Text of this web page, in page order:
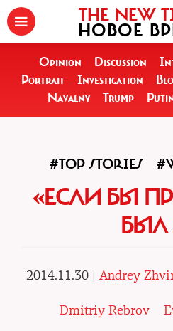
THE NEW
НОВОЕ
Opinion Discussion
Portrait
Investigation
Navalny
Trump
#TOP STORIES
«ЕСЛИ БЫ
БЫЛ
2014.11.30 | Andrey
Dmitriy Rebrov